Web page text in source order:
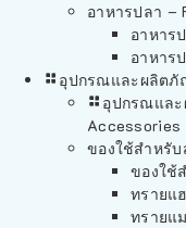
อาหารปลา –
อาหาร
อาหาร
อุปกรณและผลิตภั
อุปกรณแล
Accessories
ของใช้สำหรับ
ของใช้
ทรายแ
ทรายแ